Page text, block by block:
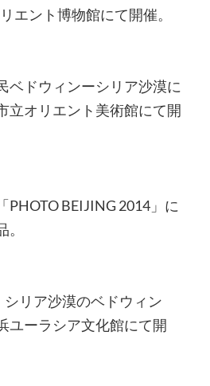
エント博物館にて開催。
ベドウィンーシリア沙漠に
立オリエント美術館にて開
PHOTO BEIJING 2014」に
リア沙漠のベドウィン
ユーラシア文化館にて開